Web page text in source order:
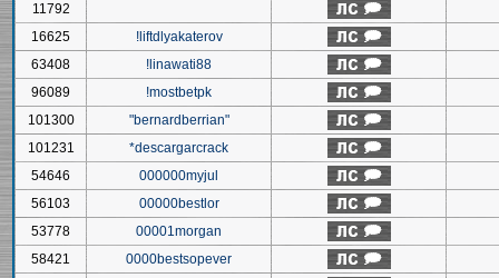
11792
16625
!liftdlyakaterov
63408
!linawati88
96089
!mostbetpk
101300
"bernardberrian"
101231
*descargarcrack
54646
000000myjul
56103
00000bestlor
53778
00001morgan
58421
0000bestsopever